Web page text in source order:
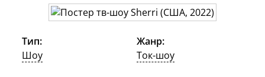
Тип:
Шоу
Жанр:
Ток-шоу